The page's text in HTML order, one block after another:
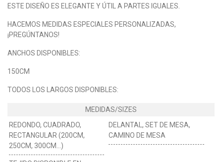
ESTE DISEÑO ES ELEGANTE Y ÚTIL A PARTES IGUALES.
HACEMOS MEDIDAS ESPECIALES PERSONALIZADAS,
¡PREGÚNTANOS!
ANCHOS DISPONIBLES:
150CM
TODOS LOS LARGOS DISPONIBLES:
REDONDO, CUADRADO,
RECTANGULAR (200CM,
250CM, 300CM...)
DELANTAL, SET DE MESA,
CAMINO DE MESA